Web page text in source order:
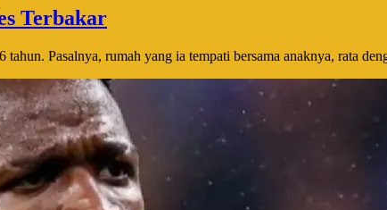
Terbakar
Pasalnya, rumah yang ia tempati bersama anaknya, rata